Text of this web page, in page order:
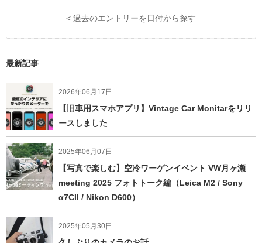
< 過去のエントリーを日付から探す
最新記事
2026年06月17日
【旧車用スマホアプリ】Vintage Car Monitarをリリ
ースしました
2025年06月07日
【写真で楽しむ】空冷ワーゲンイベント VW月ヶ瀬
meeting 2025 フォトトーク編（Leica M2 / Sony
α7CII / Nikon D600）
2025年05月30日